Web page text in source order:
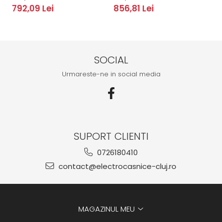
792,09 Lei 856,81 Lei
SOCIAL
Urmareste-ne in social media
SUPORT CLIENTI
0726180410
contact@electrocasnice-cluj.ro
MAGAZINUL MEU